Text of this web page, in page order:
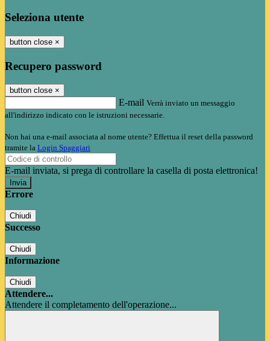
Seleziona utente
button close ×
Recupero password
button close ×
E-mail Verrà inviato un messaggio
all'indirizzo indicato con le istruzioni necessarie.
Non hai una e-mail associata al nome utente? Effettua il reset della password
tramite la Login Spaggiari
E-mail inviata, si prega di controllare la casella di posta elettronica!
Errore
Chiudi
Successo
Chiudi
Informazione
Chiudi
Attendere...
Attendere il completamento dell'operazione...